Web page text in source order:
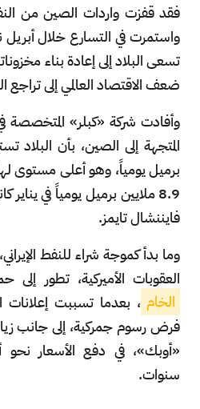
فقد قفزت واردات الصين من
واستمرت في التسارع خلال أبريل
تسعى البلاد إلى إعادة بناء
ضعف الاقتصاد العالمي إلى تراجع
وأفادت شركة «كبلر» المتخصصة
8.9 ملايين برميل يومياً في
فايننشال تايمز.
وما بدأ كموجة شراء للنفط
العقوبات الأميركية، تطور
الخام ، بعدما تسببت
فرض رسوم جمركية، إلى جانب
«أوبك»، في دفع الأسعار نحو
سنوات.